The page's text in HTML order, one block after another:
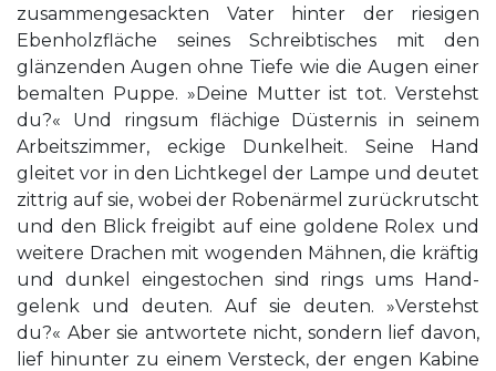
zusammengesackten Vater hinter der riesigen
Ebenholzfläche seines Schreibtisches mit den
glänzenden Augen ohne Tiefe wie die Augen einer
bemalten Puppe. »Deine Mutter ist tot. Verstehst
du?« Und ringsum flächige Düsternis in seinem
Arbeitszimmer, eckige Dunkelheit. Seine Hand
gleitet vor in den Lichtkegel der Lampe und deutet
zittrig auf sie, wobei der Robenärmel zurückrutscht
und den Blick freigibt auf eine goldene Rolex und
weitere Drachen mit wogenden Mähnen, die kräftig
und dunkel eingestochen sind rings ums Hand­
gelenk und deuten. Auf sie deuten. »Verstehst
du?« Aber sie antwortete nicht, sondern lief davon,
lief hinunter zu einem Versteck, der engen Kabine